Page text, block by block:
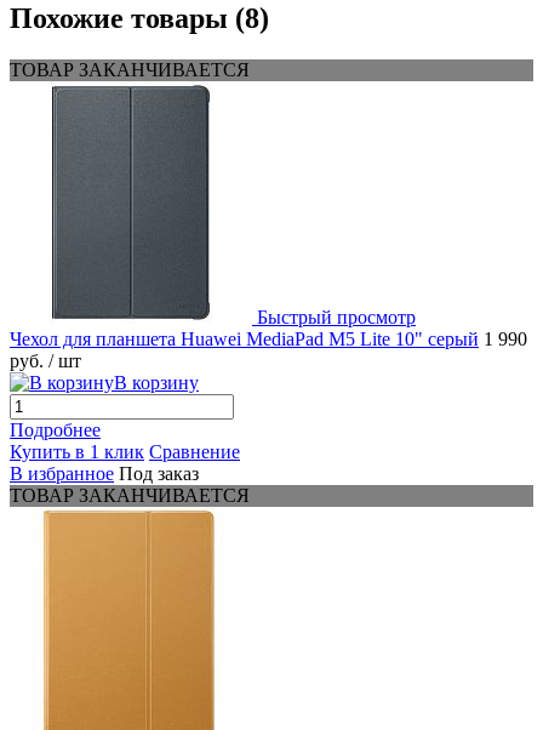
Похожие товары (8)
ТОВАР ЗАКАНЧИВАЕТСЯ
Быстрый просмотр
Чехол для планшета Huawei MediaPad M5 Lite 10" серый 1 990
руб. / шт
В корзину
Подробнее
Купить в 1 клик Сравнение
В избранное Под заказ
ТОВАР ЗАКАНЧИВАЕТСЯ